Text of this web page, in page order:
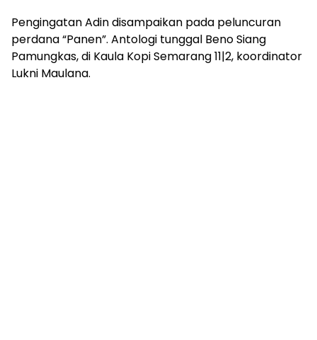
Pengingatan Adin disampaikan pada peluncuran
perdana “Panen”. Antologi tunggal Beno Siang
Pamungkas, di Kaula Kopi Semarang 11|2, koordinator
Lukni Maulana.